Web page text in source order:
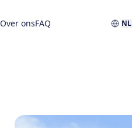
Over onsFAQ NL